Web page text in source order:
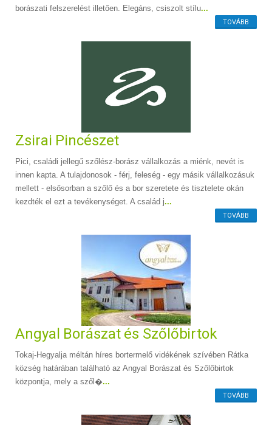
borászati felszerelést illetően. Elegáns, csiszolt stílu...
TOVÁBB
Zsirai Pincészet
Pici, családi jellegű szőlész-borász vállalkozás a miénk, nevét is
innen kapta. A tulajdonosok - férj, feleség - egy másik vállalkozásuk
mellett - elsősorban a szőlő és a bor szeretete és tisztelete okán
kezdték el ezt a tevékenységet. A család j...
TOVÁBB
Angyal Borászat és Szőlőbirtok
Tokaj-Hegyalja méltán híres bortermelő vidékének szívében Rátka
község határában található az Angyal Borászat és Szőlőbirtok
központja, mely a szől�...
TOVÁBB